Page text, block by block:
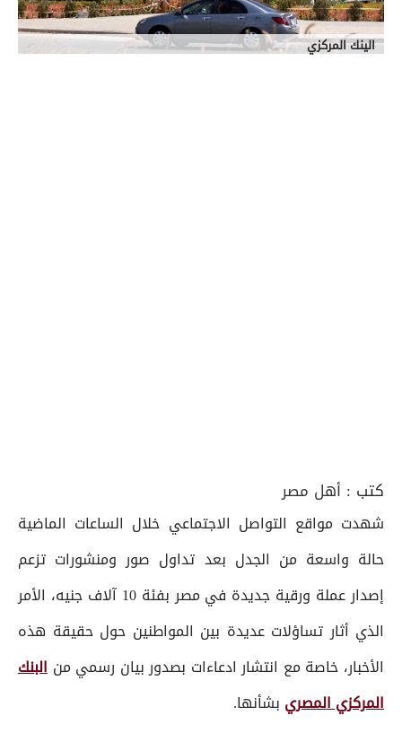
الينك المركزي
كتب : أهل مصر
شهدت مواقع التواصل الاجتماعي خلال الساعات الماضية
حالة واسعة من الجدل بعد تداول صور ومنشورات تزعم
إصدار عملة ورقية جديدة في مصر بفئة 10 آلاف جنيه، الأمر
الذي أثار تساؤلات عديدة بين المواطنين حول حقيقة هذه
الأخبار، خاصة مع انتشار ادعاءات بصدور بيان رسمي من البنك
المركزي المصري بشأنها.